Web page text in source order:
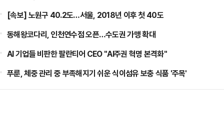
[속보] 노원구 40.2도…서울, 2018년 이후 첫 40도
동해왕코다리, 인천연수점 오픈…수도권 가맹 확대
AI 기업들 비판한 팔란티어 CEO "AI주권 혁명 본격화"
푸룬, 체중 관리 중 부족해지기 쉬운 식이섬유 보충 식품 '주목'